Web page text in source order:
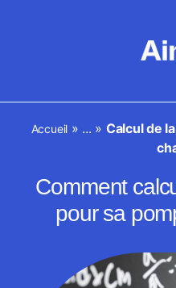
Accueil » ... » Calcul de
Comment
pour sa